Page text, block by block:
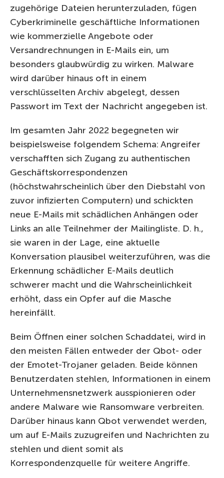
zugehörige Dateien herunterzuladen, fügen
Cyberkriminelle geschäftliche Informationen
wie kommerzielle Angebote oder
Versandrechnungen in E-Mails ein, um
besonders glaubwürdig zu wirken. Malware
wird darüber hinaus oft in einem
verschlüsselten Archiv abgelegt, dessen
Passwort im Text der Nachricht angegeben ist.
Im gesamten Jahr 2022 begegneten wir
beispielsweise folgendem Schema: Angreifer
verschafften sich Zugang zu authentischen
Geschäftskorrespondenzen
(höchstwahrscheinlich über den Diebstahl von
zuvor infizierten Computern) und schickten
neue E-Mails mit schädlichen Anhängen oder
Links an alle Teilnehmer der Mailingliste. D. h.,
sie waren in der Lage, eine aktuelle
Konversation plausibel weiterzuführen, was die
Erkennung schädlicher E-Mails deutlich
schwerer macht und die Wahrscheinlichkeit
erhöht, dass ein Opfer auf die Masche
hereinfällt.
Beim Öffnen einer solchen Schaddatei, wird in
den meisten Fällen entweder der Qbot- oder
der Emotet-Trojaner geladen. Beide können
Benutzerdaten stehlen, Informationen in einem
Unternehmensnetzwerk ausspionieren oder
andere Malware wie Ransomware verbreiten.
Darüber hinaus kann Qbot verwendet werden,
um auf E-Mails zuzugreifen und Nachrichten zu
stehlen und dient somit als
Korrespondenzquelle für weitere Angriffe.